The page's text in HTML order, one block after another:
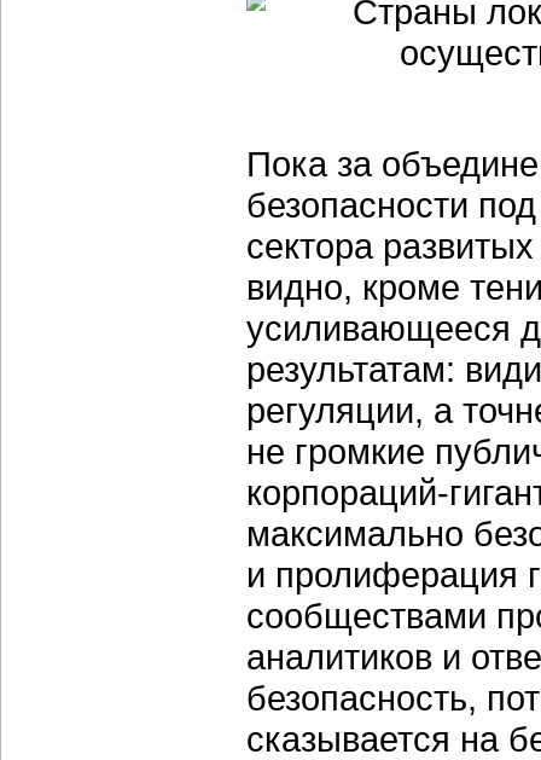
Пока за
безопасности
сектора
видно, кроме
усиливающееся
результатам:
регуляции, а
не громкие
корпораций-
максимально
и пролиферация
сообществами
аналитиков и
безопасность,
сказывается на